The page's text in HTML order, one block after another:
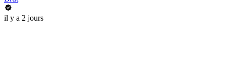
il y a 2 jours